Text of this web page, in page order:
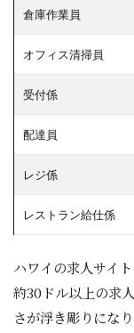
倉庫作業員
オフィス清掃員
受付係
配達員
レジ係
レストラン給仕係
ハワイの求人サイ
約30ドル以上の求
さが浮き彫りになり